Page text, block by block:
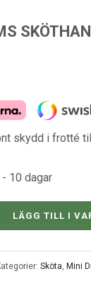
skydd i frotté
10 dagar
LÄGG TILL I
Sköta Mini